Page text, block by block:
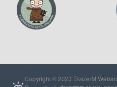
Copyright © 2023 ÉkszerM